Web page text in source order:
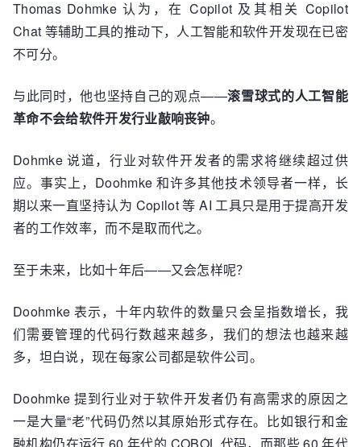
Thomas Dohmke 认为，在 Copilot 及其相关 Copilot
Chat 等辅助工具的推动下，人工智能和软件开发现在已密
不可分。
与此同时，他也坚持自己的观点——滚雪球式的人工智能
革命不会给软件开发行业敲响丧钟。
Dohmke 说道，行业对软件开发者的需求将继续超过供
应。事实上，Doohmke 和许多其他技术领导者一样，长
期以来一直坚持认为 Copilot 等 AI 工具只是用于提高开发
者的工作效率，而不是取而代之。
至于未来，比如十年后——又会怎样呢？
Doohmke 表示，十年内软件的数量只会呈指数增长，我
们需要管理的代码行数越来越多，我们的想法也越来越
多，坦白说，现在每家公司都是软件公司。
Doohmke 提到行业对于软件开发者仍有高需求的原因之
一是大量“老”代码仍然以其原始形式存在。比如银行和金